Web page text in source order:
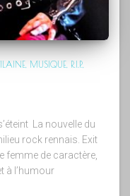
MUSIQUE R.I.P.
La nouvelle du
rock rennais. Exit
femme de caractère,
à l’humour